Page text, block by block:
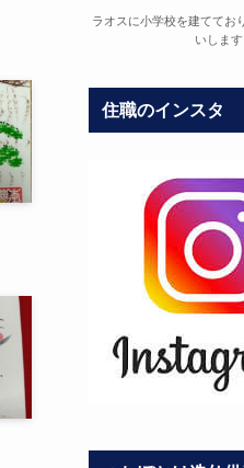
ラオスに小学校を建ててお
いします
住職のインスタ